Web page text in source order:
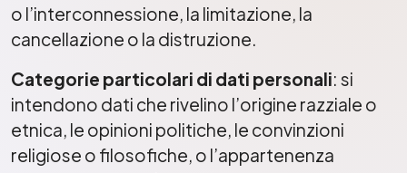
o l’interconnessione, la limitazione, la
cancellazione o la distruzione.
Categorie particolari di dati personali: si
intendono dati che rivelino l’origine razziale o
etnica, le opinioni politiche, le convinzioni
religiose o filosofiche, o l’appartenenza